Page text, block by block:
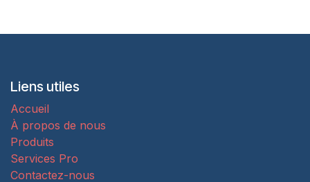
Liens utiles
Accueil
À propos de nous
Produits
Services Pro
Contactez-nous